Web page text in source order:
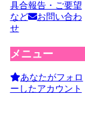
具合報告・ご要望
など
お問い合わ
せ
メニュー
あなたがフォロ
ーしたアカウント